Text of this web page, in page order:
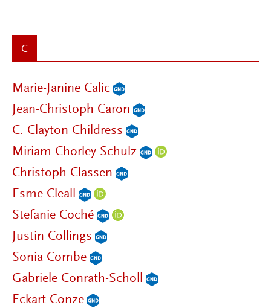
C
Marie-Janine Calic
Jean-Christoph Caron
C. Clayton Childress
Miriam Chorley-Schulz
Christoph Classen
Esme Cleall
Stefanie Coché
Justin Collings
Sonia Combe
Gabriele Conrath-Scholl
Eckart Conze